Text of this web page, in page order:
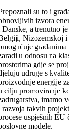
su to i
izvora
Danske, a trenutno
Nizozemskoj i
u odnosu na
gdje se
udruge s
energije
cilju promoviranje
imamo
razvoja takvih
uspješnih
modele.